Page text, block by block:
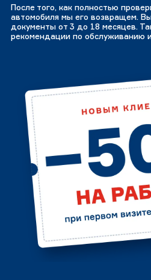
После того, как полностью
автомобиля мы его возвращем.
документы от 3 до 18 месяцев.
рекомендации по обслуживанию